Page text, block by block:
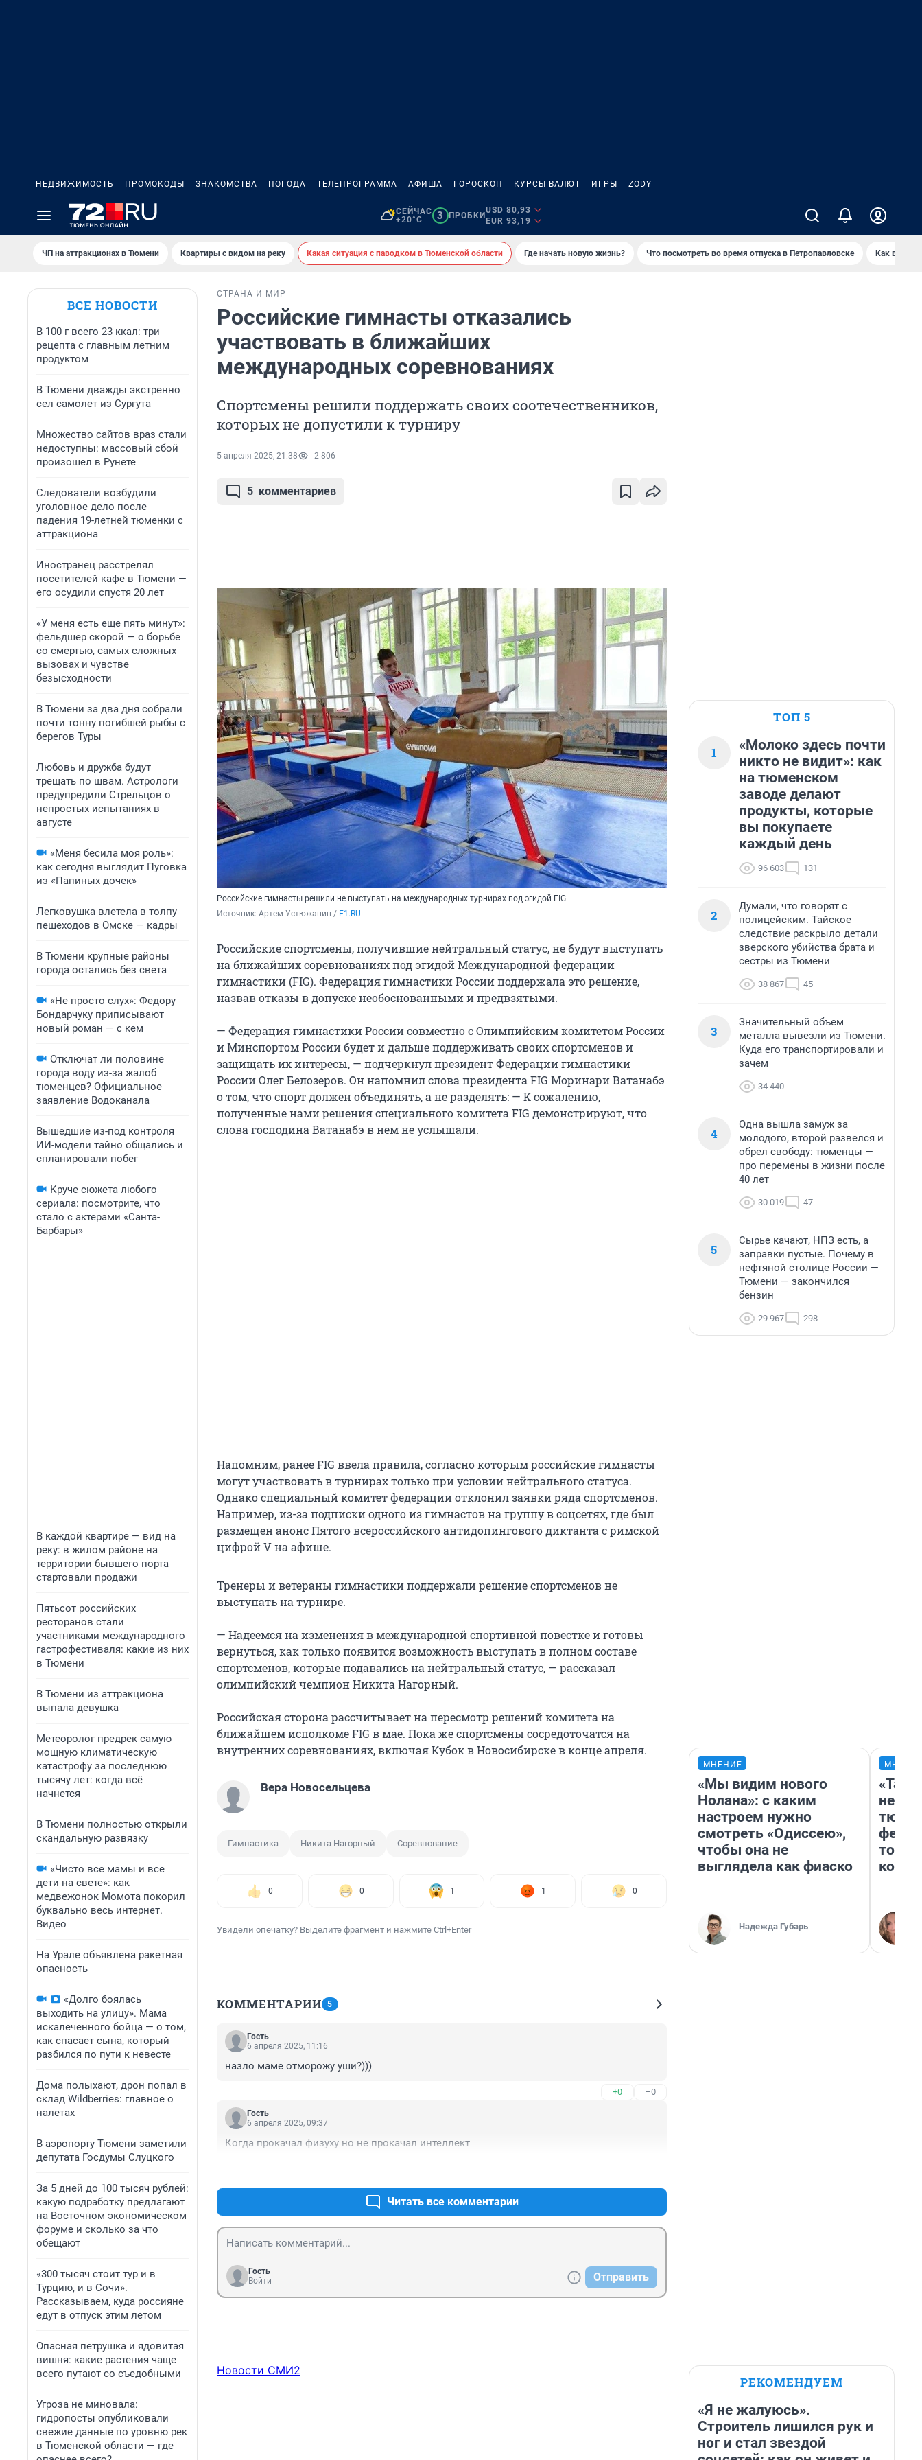
НЕДВИЖИМОСТЬ ПРОМОКОДЫ ЗНАКОМСТВА ПОГОДА ТЕЛЕПРОГРАММА АФИША ГОРОСКОП КУРСЫ ВАЛЮТ ИГРЫ ZODY
СЕЙЧАС
+20°C
3 ПРОБКИ
USD 80,93
EUR 93,19
ЧП на аттракционах в Тюмени Квартиры с видом на реку Какая ситуация с паводком в Тюменской области Где начать новую жизнь? Что посмотреть во время отпуска в Петропавловске Как
ВСЕ НОВОСТИ
В 100 г всего 23 ккал: три
рецепта с главным летним
продуктом
В Тюмени дважды экстренно
сел самолет из Сургута
Множество сайтов враз стали
недоступны: массовый сбой
произошел в Рунете
Следователи возбудили
уголовное дело после
падения 19-летней тюменки с
аттракциона
Иностранец расстрелял
посетителей кафе в Тюмени —
его осудили спустя 20 лет
«У меня есть еще пять минут»:
фельдшер скорой — о борьбе
со смертью, самых сложных
вызовах и чувстве
безысходности
В Тюмени за два дня собрали
почти тонну погибшей рыбы с
берегов Туры
Любовь и дружба будут
трещать по швам. Астрологи
предупредили Стрельцов о
непростых испытаниях в
августе
«Меня бесила моя роль»:
как сегодня выглядит Пуговка
из «Папиных дочек»
Легковушка влетела в толпу
пешеходов в Омске — кадры
В Тюмени крупные районы
города остались без света
«Не просто слух»: Федору
Бондарчуку приписывают
новый роман — с кем
Отключат ли половине
города воду из-за жалоб
тюменцев? Официальное
заявление Водоканала
Вышедшие из-под контроля
ИИ-модели тайно общались и
спланировали побег
Круче сюжета любого
сериала: посмотрите, что
стало с актерами «Санта-
Барбары»
В каждой квартире — вид на
реку: в жилом районе на
территории бывшего порта
стартовали продажи
Пятьсот российских
ресторанов стали
участниками международного
гастрофестиваля: какие из них
в Тюмени
В Тюмени из аттракциона
выпала девушка
Метеоролог предрек самую
мощную климатическую
катастрофу за последнюю
тысячу лет: когда всё
начнется
В Тюмени полностью открыли
скандальную развязку
«Чисто все мамы и все
дети на свете»: как
медвежонок Момота покорил
буквально весь интернет.
Видео
На Урале объявлена ракетная
опасность
«Долго боялась
выходить на улицу». Мама
искалеченного бойца — о том,
как спасает сына, который
разбился по пути к невесте
Дома полыхают, дрон попал в
склад Wildberries: главное о
налетах
В аэропорту Тюмени заметили
депутата Госдумы Слуцкого
За 5 дней до 100 тысяч рублей:
какую подработку предлагают
на Восточном экономическом
форуме и сколько за что
обещают
«300 тысяч стоит тур и в
Турцию, и в Сочи».
Рассказываем, куда россияне
едут в отпуск этим летом
Опасная петрушка и ядовитая
вишня: какие растения чаще
всего путают со съедобными
Угроза не миновала:
гидропосты опубликовали
свежие данные по уровню рек
в Тюменской области — где
СТРАНА И МИР
Российские гимнасты отказались
участвовать в ближайших
международных соревнованиях
Спортсмены решили поддержать своих соотечественников,
которых не допустили к турниру
5 апреля 2025, 21:38 2 806
5 комментариев
Российские гимнасты решили не выступать на международных турнирах под эгидой FIG
Источник: Артем Устюжанин / E1.RU
Российские спортсмены, получившие нейтральный статус, не будут выступать
на ближайших соревнованиях под эгидой Международной федерации
гимнастики (FIG). Федерация гимнастики России поддержала это решение,
назвав отказы в допуске необоснованными и предвзятыми.
— Федерация гимнастики России совместно с Олимпийским комитетом России
и Минспортом России будет и дальше поддерживать своих спортсменов и
защищать их интересы, — подчеркнул президент Федерации гимнастики
России Олег Белозеров. Он напомнил слова президента FIG Моринари Ватанабэ
о том, что спорт должен объединять, а не разделять: — К сожалению,
полученные нами решения специального комитета FIG демонстрируют, что
слова господина Ватанабэ в нем не услышали.
Напомним, ранее FIG ввела правила, согласно которым российские гимнасты
могут участвовать в турнирах только при условии нейтрального статуса.
Однако специальный комитет федерации отклонил заявки ряда спортсменов.
Например, из-за подписки одного из гимнастов на группу в соцсетях, где был
размещен анонс Пятого всероссийского антидопингового диктанта с римской
цифрой V на афише.
Тренеры и ветераны гимнастики поддержали решение спортсменов не
выступать на турнире.
— Надеемся на изменения в международной спортивной повестке и готовы
вернуться, как только появится возможность выступать в полном составе
спортсменов, которые подавались на нейтральный статус, — рассказал
олимпийский чемпион Никита Нагорный.
Российская сторона рассчитывает на пересмотр решений комитета на
ближайшем исполкоме FIG в мае. Пока же спортсмены сосредоточатся на
внутренних соревнованиях, включая Кубок в Новосибирске в конце апреля.
Вера Новосельцева
Гимнастика Никита Нагорный Соревнование
0 0 1 1 0
Увидели опечатку? Выделите фрагмент и нажмите Ctrl+Enter
КОММЕНТАРИИ 5
Гость
6 апреля 2025, 11:16
назло маме отморожу уши?)))
+0 –0
Гость
6 апреля 2025, 09:37
Когда прокачал физуху но не прокачал интеллект
Читать все комментарии
Гость
Войти
Отправить
Новости СМИ2
ТОП 5
1
«Молоко здесь почти
никто не видит»: как
на тюменском
заводе делают
продукты, которые
вы покупаете
каждый день
96 603 131
2
Думали, что говорят с
полицейским. Тайское
следствие раскрыло детали
зверского убийства брата и
сестры из Тюмени
38 867 45
3
Значительный объем
металла вывезли из Тюмени.
Куда его транспортировали и
зачем
34 440
4
Одна вышла замуж за
молодого, второй развелся и
обрел свободу: тюменцы —
про перемены в жизни после
40 лет
30 019 47
5
Сырье качают, НПЗ есть, а
заправки пустые. Почему в
нефтяной столице России —
Тюмени — закончился
бензин
29 967 298
МНЕНИЕ
«Мы видим нового
Нолана»: с каким
настроем нужно
смотреть «Одиссею»,
чтобы она не
выглядела как фиаско
Надежда Губарь
не
РЕКОМЕНДУЕМ
«Я не жалуюсь».
Строитель лишился рук и
ног и стал звездой